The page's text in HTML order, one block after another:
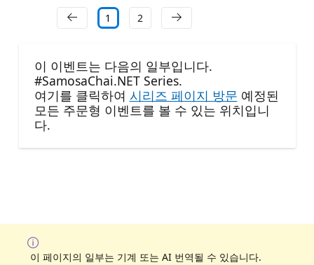
1 2
이 이벤트는 다음의 일부입니다.
#SamosaChai.NET Series.
여기를 클릭하여 시리즈 페이지 방문 예정된
모든 주문형 이벤트를 볼 수 있는 위치입니
다.
이 페이지의 일부는 기계 또는 AI 번역될 수 있습니다.